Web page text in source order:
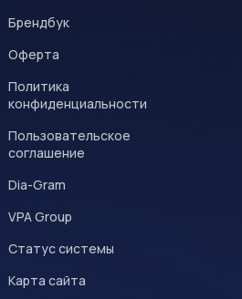
Брендбук
Оферта
Политика
конфиденциальности
Пользовательское
соглашение
Dia-Gram
VPA Group
Статус системы
Карта сайта